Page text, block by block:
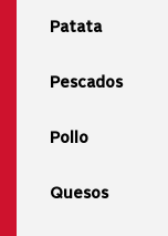
Patata
Pescados
Pollo
Quesos